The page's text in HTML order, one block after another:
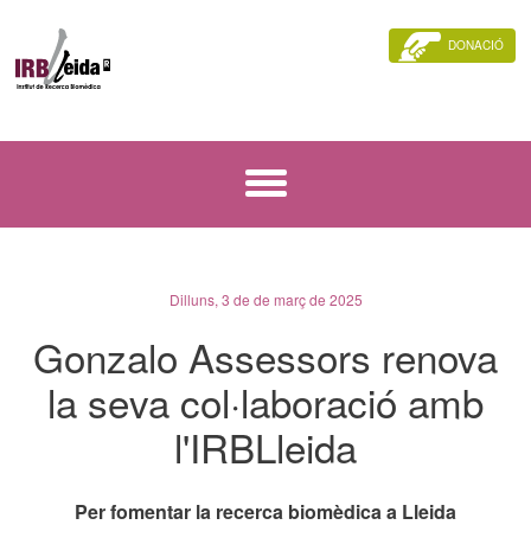
DONACIÓ
Dilluns, 3 de de març de 2025
Gonzalo Assessors renova
la seva col·laboració amb
l'IRBLleida
Per fomentar la recerca biomèdica a Lleida